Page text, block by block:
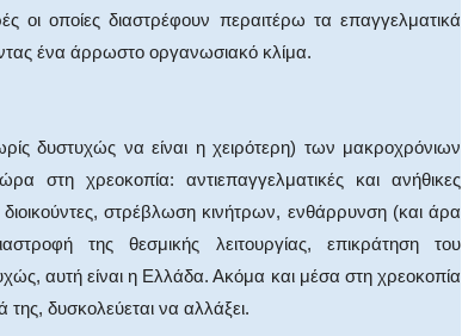
οι οποίες διαστρέφουν περαιτέρω τα επαγγελματικά
ένα άρρωστο οργανωσιακό κλίμα.
δυστυχώς να είναι η χειρότερη) των μακροχρόνιων
στη χρεοκοπία: αντιεπαγγελματικές και ανήθικες
στρέβλωση κινήτρων, ενθάρρυνση (και άρα
της θεσμικής λειτουργίας, επικράτηση του
αυτή είναι η Ελλάδα. Ακόμα και μέσα στη χρεοκοπία
δυσκολεύεται να αλλάξει.